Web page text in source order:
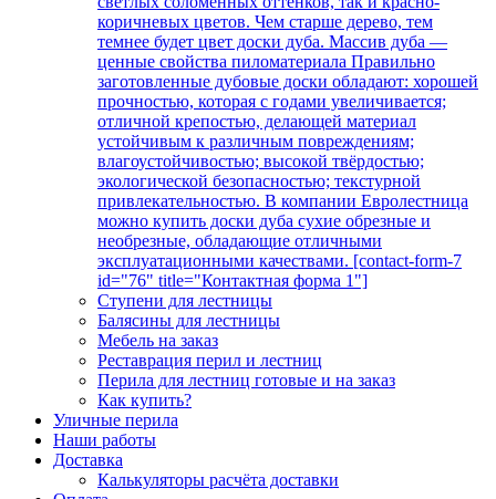
коричневых цветов. Чем старше дерево, тем
темнее будет цвет доски дуба. Массив дуба —
ценные свойства пиломатериала Правильно
заготовленные дубовые доски обладают: хорошей
прочностью, которая с годами увеличивается;
отличной крепостью, делающей материал
устойчивым к различным повреждениям;
влагоустойчивостью; высокой твёрдостью;
экологической безопасностью; текстурной
привлекательностью. В компании Евролестница
можно купить доски дуба сухие обрезные и
необрезные, обладающие отличными
эксплуатационными качествами. [contact-form-7
id="76" title="Контактная форма 1"]
Ступени для лестницы
Балясины для лестницы
Мебель на заказ
Реставрация перил и лестниц
Перила для лестниц готовые и на заказ
Как купить?
Уличные перила
Наши работы
Доставка
Калькуляторы расчёта доставки